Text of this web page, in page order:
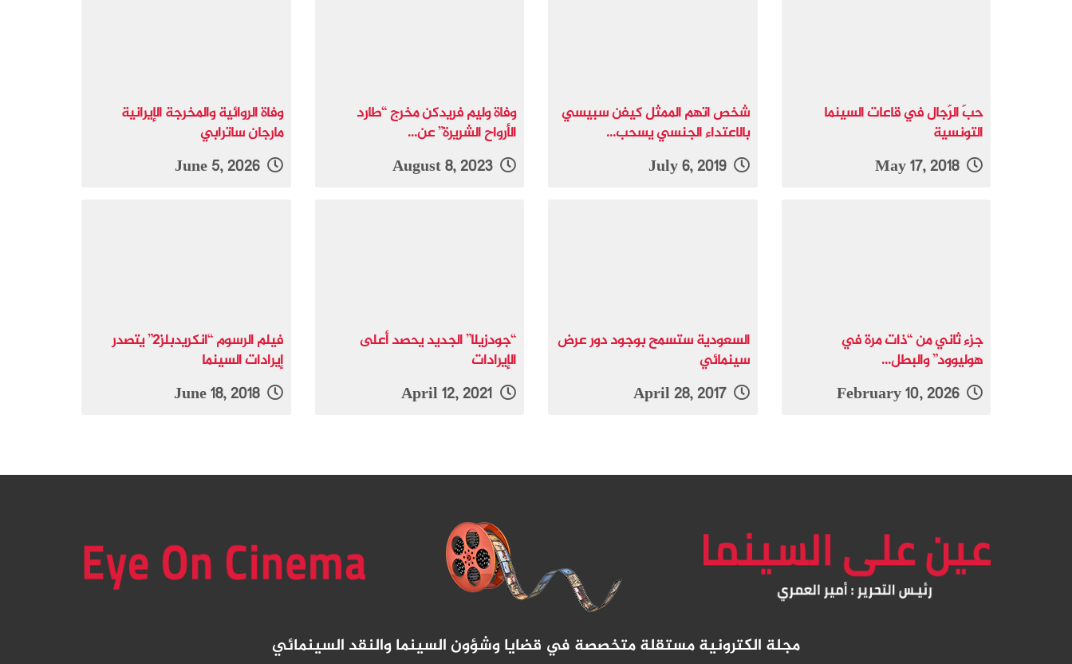
حبّ الرّجال في قاعات السينما
التونسية
May 17, 2018
شخص اتهم الممثل كيفن سبيسي
بالاعتداء الجنسي يسحب...
July 6, 2019
وفاة وليم فريدكن مخرج “طارد
الأرواح الشريرة” عن...
August 8, 2023
وفاة الروائية والمخرجة الإيرانية
مارجان ساترابي
June 5, 2026
جزء ثاني من “ذات مرة في
هوليوود” والبطل...
February 10, 2026
السعودية ستسمح بوجود دور عرض
سينمائي
April 28, 2017
“جودزيلا” الجديد يحصد أعلى
الإيرادات
فيلم الرسوم “انكريدبلز2” يتصدر
إيرادات السينما
June 18, 2018
مجلة الكترونية مستقلة متخصصة في قضايا وشؤون السينما والنقد السينمائي